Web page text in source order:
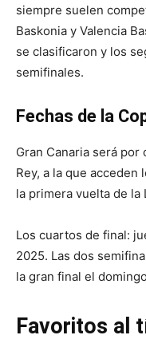
siempre suelen
Baskonia y Valencia
se clasificaron y los
semifinales.
Fechas de la
Gran Canaria será por
Rey, a la que
la primera vuelta de la
Los cuartos de final:
2025. Las dos
la gran final el
Favoritos al